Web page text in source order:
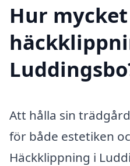
Hur
Att hålla sin
för både estetiken
Häckklippning i